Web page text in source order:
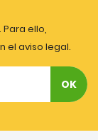
ello,
el aviso legal.